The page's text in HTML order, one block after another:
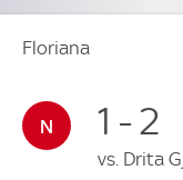
Floriana
1 - 2
vs. Drita